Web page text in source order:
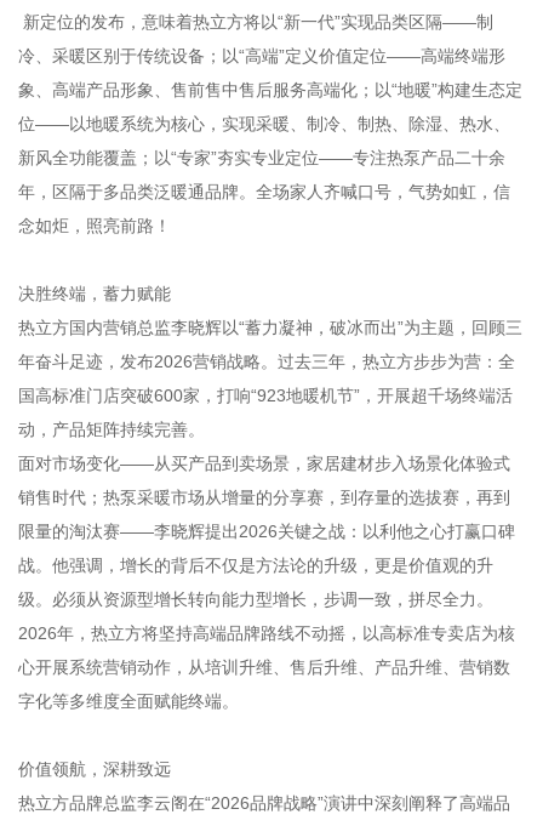
新定位的发布，意味着热立方将以“新一代”实现品类区隔——制
冷、采暖区别于传统设备；以“高端”定义价值定位——高端终端形
象、高端产品形象、售前售中售后服务高端化；以“地暖”构建生态定
位——以地暖系统为核心，实现采暖、制冷、制热、除湿、热水、
新风全功能覆盖；以“专家”夯实专业定位——专注热泵产品二十余
年，区隔于多品类泛暖通品牌。全场家人齐喊口号，气势如虹，信
念如炬，照亮前路！
决胜终端，蓄力赋能
热立方国内营销总监李晓辉以“蓄力凝神，破冰而出”为主题，回顾三
年奋斗足迹，发布2026营销战略。过去三年，热立方步步为营：全
国高标准门店突破600家，打响“923地暖机节”，开展超千场终端活
动，产品矩阵持续完善。
面对市场变化——从买产品到卖场景，家居建材步入场景化体验式
销售时代；热泵采暖市场从增量的分享赛，到存量的选拔赛，再到
限量的淘汰赛——李晓辉提出2026关键之战：以利他之心打赢口碑
战。他强调，增长的背后不仅是方法论的升级，更是价值观的升
级。必须从资源型增长转向能力型增长，步调一致，拼尽全力。
2026年，热立方将坚持高端品牌路线不动摇，以高标准专卖店为核
心开展系统营销动作，从培训升维、售后升维、产品升维、营销数
字化等多维度全面赋能终端。
价值领航，深耕致远
热立方品牌总监李云阁在“2026品牌战略”演讲中深刻阐释了高端品